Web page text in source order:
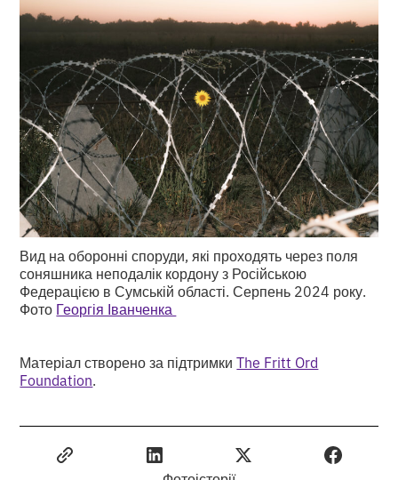
Вид на оборонні споруди, які проходять через поля
соняшника неподалік кордону з Російською
Федерацією в Сумській області. Серпень 2024 року.
Фото Георгія Іванченка
Матеріал створено за підтримкиThe Fritt Ord
Foundation.